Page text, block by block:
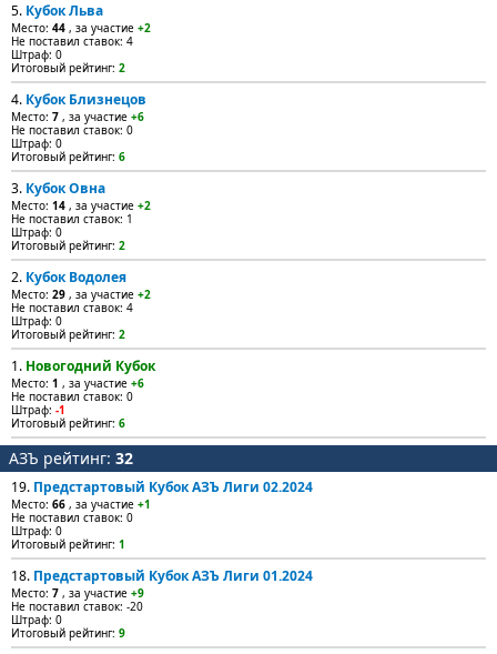
5. Кубок Льва
Место: 44 , за участие +2
Не поставил ставок: 4
Штраф: 0
Итоговый рейтинг: 2
4. Кубок Близнецов
Место: 7 , за участие +6
Не поставил ставок: 0
Штраф: 0
Итоговый рейтинг: 6
3. Кубок Овна
Место: 14 , за участие +2
Не поставил ставок: 1
Штраф: 0
Итоговый рейтинг: 2
2. Кубок Водолея
Место: 29 , за участие +2
Не поставил ставок: 4
Штраф: 0
Итоговый рейтинг: 2
1. Новогодний Кубок
Место: 1 , за участие +6
Не поставил ставок: 0
Штраф: -1
Итоговый рейтинг: 6
АЗЪ рейтинг: 32
19. Предстартовый Кубок АЗЪ Лиги 02.2024
Место: 66 , за участие +1
Не поставил ставок: 0
Штраф: 0
Итоговый рейтинг: 1
18. Предстартовый Кубок АЗЪ Лиги 01.2024
Место: 7 , за участие +9
Не поставил ставок: -20
Штраф: 0
Итоговый рейтинг: 9